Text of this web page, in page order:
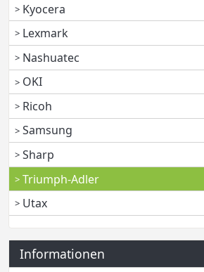
Kyocera
Lexmark
Nashuatec
OKI
Ricoh
Samsung
Sharp
Triumph-Adler
Utax
Informationen